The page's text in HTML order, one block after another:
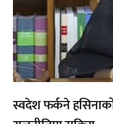
स्वदेश फर्कने हसिनाको